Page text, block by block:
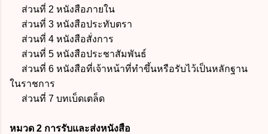
ส่วนที่ 2 หนังสือภายใน
ส่วนที่ 3 หนังสือประทับตรา
ส่วนที่ 4 หนังสือสั่งการ
ส่วนที่ 5 หนังสือประชาสัมพันธ์
ส่วนที่ 6 หนังสือที่เจ้าหน้าที่ทำขึ้นหรือรับไว้เป็นหลักฐาน
ในราชการ
ส่วนที่ 7 บทเบ็ดเตล็ด
หมวด 2 การรับและส่งหนังสือ